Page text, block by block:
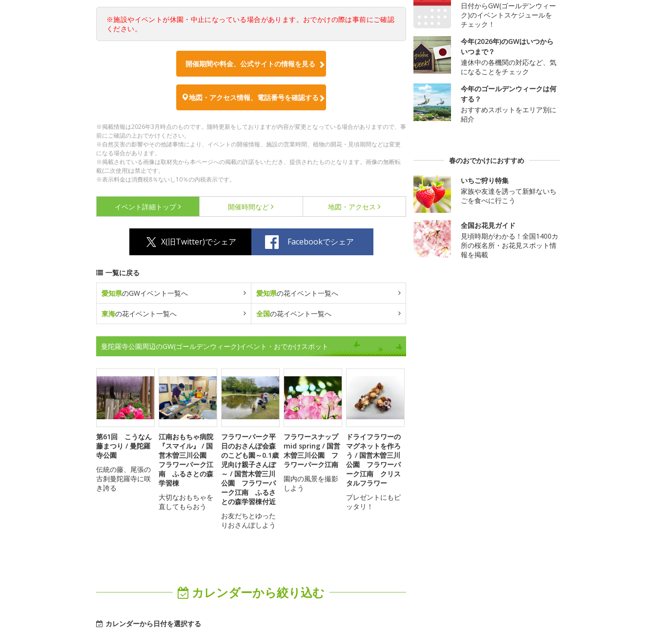
※施設やイベントが休園・中止になっている場合があります。おでかけの際は事前にご確認
ください。
開催期間や料金、公式サイトの情報を見る
地図・アクセス情報、電話番号を確認する
※掲載情報は2026年3月時点のものです。随時更新をしておりますが内容が変更となっている場合がありますので、事
前にご確認の上おでかけください。
※自然災害の影響やその他諸事情により、イベントの開催情報、施設の営業時間、植物の開花・見頃期間などは変更
になる場合があります。
※掲載されている画像は取材先から本ページへの掲載の許諾をいただき、提供されたものとなります。画像の無断転
載(二次使用)は禁止です。
※表示料金は消費税8％ないし10％の内税表示です。
イベント詳細 トップ 開催時間など 地図・アクセス
X(旧Twitter)でシェア Facebookでシェア
一覧に戻る
愛知県のGWイベント一覧へ 愛知県の花イベント一覧へ
東海の花イベント一覧へ 全国の花イベント一覧へ
曼陀羅寺公園周辺のGW(ゴールデンウィーク)イベント・おでかけスポット
第61回 こうなん
藤まつり / 曼陀羅
寺公園
伝統の藤、尾張の
古刹曼陀羅寺に咲
き誇る
江南おもちゃ病院
『スマイル』 / 国
営木曽三川公園
フラワーパーク江
南 ふるさとの森
学習棟
大切なおもちゃを
直してもらおう
フラワーパーク平
日のおさんぽ会森
のこども園～0.1歳
児向け親子さんぽ
～ / 国営木曽三川
公園 フラワーパ
ーク江南 ふるさ
との森学習棟付近
お友だちとゆった
りおさんぽしよう
フラワースナップ
mid spring / 国営
木曽三川公園 フ
ラワーパーク江南
園内の風景を撮影
しよう
ドライフラワーの
マグネットを作ろ
う / 国営木曽三川
公園 フラワーパ
ーク江南 クリス
タルフラワー
プレゼントにもピ
ッタリ！
カレンダーから絞り込む
カレンダーから日付を選択する
日付からGW(ゴールデンウィー
ク)のイベントスケジュールを
チェック！
今年(2026年)のGWはいつから
いつまで？
連休中の各機関の対応など、気
になることをチェック
今年のゴールデンウィークは何
する？
おすすめスポットをエリア別に
紹介
春のおでかけにおすすめ
いちご狩り特集
家族や友達を誘って新鮮ないち
ごを食べに行こう
全国お花見ガイド
見頃時期がわかる！全国1400カ
所の桜名所・お花見スポット情
報を掲載